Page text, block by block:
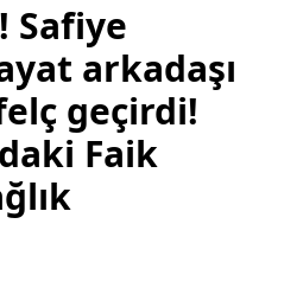
Safiye
arkadaşı
geçirdi!
Faik